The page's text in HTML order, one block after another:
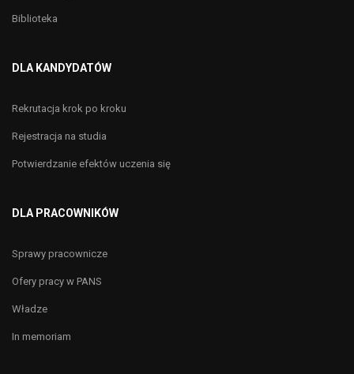
Biblioteka
DLA KANDYDATÓW
Rekrutacja krok po kroku
Rejestracja na studia
Potwierdzanie efektów uczenia się
DLA PRACOWNIKÓW
Sprawy pracownicze
Ofery pracy w PANS
Władze
In memoriam